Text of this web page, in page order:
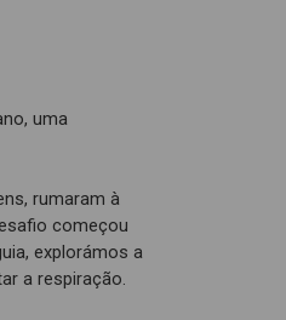
uma
rumaram à
começou
explorámos a
a respiração.